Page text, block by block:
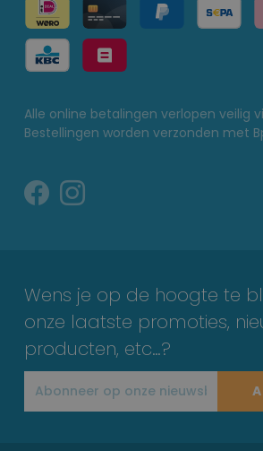
Alle online betalingen verlopen veilig
Bestellingen worden verzonden met
Wens je op de hoogte te
onze laatste promoties,
producten, etc…?